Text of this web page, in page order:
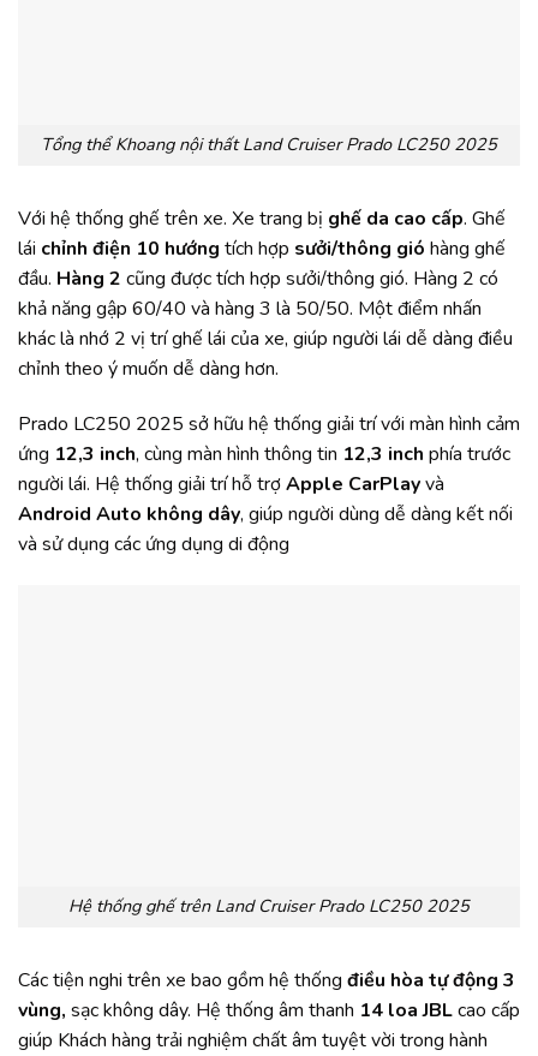
Tổng thể Khoang nội thất Land Cruiser Prado LC250 2025
Với hệ thống ghế trên xe. Xe trang bị ghế da cao cấp. Ghế
lái chỉnh điện 10 hướng tích hợp sưởi/thông gió hàng ghế
đầu. Hàng 2 cũng được tích hợp sưởi/thông gió. Hàng 2 có
khả năng gập 60/40 và hàng 3 là 50/50. Một điểm nhấn
khác là nhớ 2 vị trí ghế lái của xe, giúp người lái dễ dàng điều
chỉnh theo ý muốn dễ dàng hơn.
Prado LC250 2025 sở hữu hệ thống giải trí với màn hình cảm
ứng 12,3 inch, cùng màn hình thông tin 12,3 inch phía trước
người lái. Hệ thống giải trí hỗ trợApple CarPlayvà
Android Auto không dây, giúp người dùng dễ dàng kết nối
và sử dụng các ứng dụng di động
Hệ thống ghế trên Land Cruiser Prado LC250 2025
Các tiện nghi trên xe bao gồm hệ thống điều hòa tự động 3
vùng, sạc không dây. Hệ thống âm thanh 14 loa JBLcao cấp
giúp Khách hàng trải nghiệm chất âm tuyệt vời trong hành